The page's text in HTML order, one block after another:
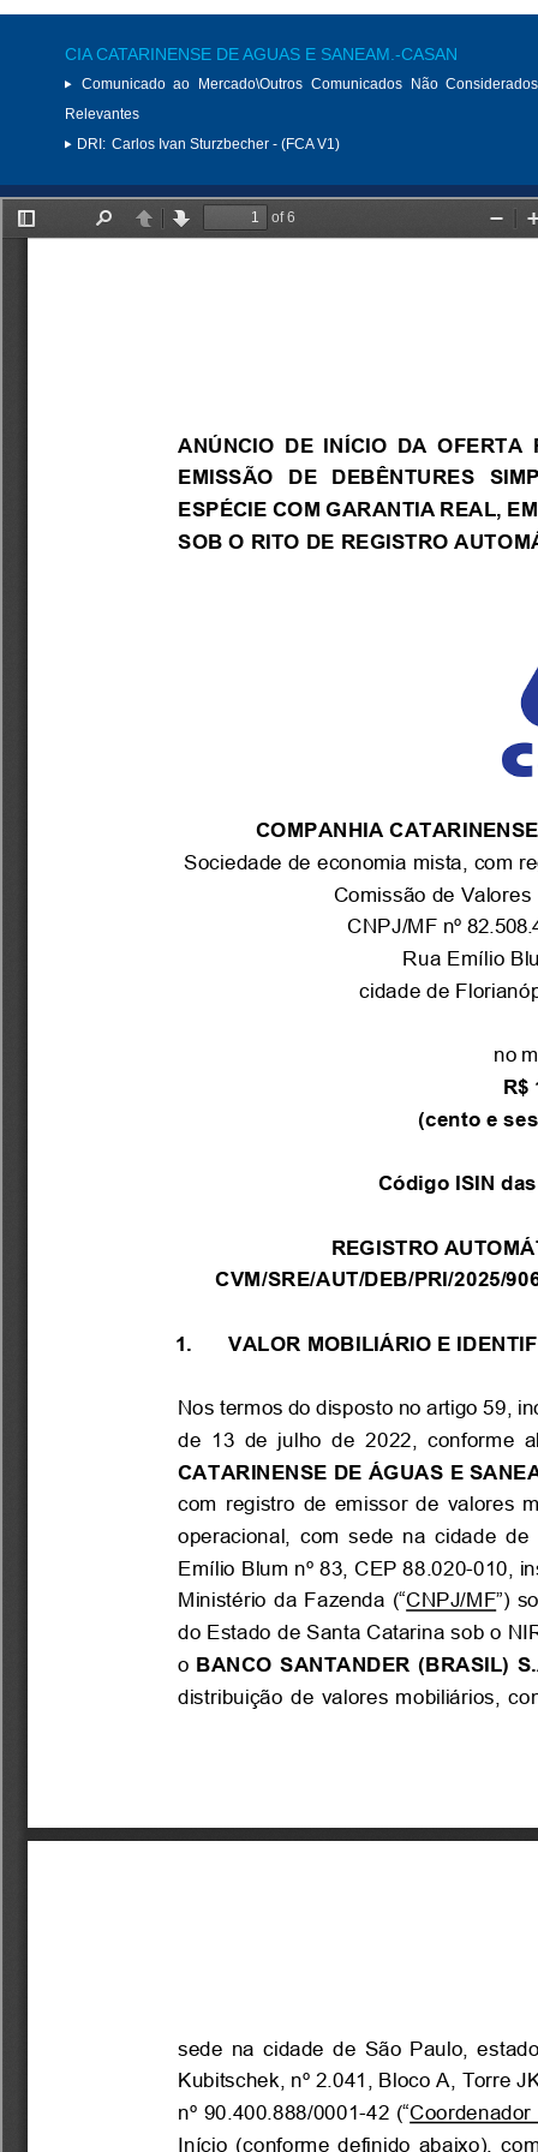
CIA CATARINENSE DE AGUAS E SANEAM.-CASAN
Comunicado ao Mercado\Outros Comunicados Não
Relevantes
DRI: Carlos Ivan Sturzbecher - (FCA V1)